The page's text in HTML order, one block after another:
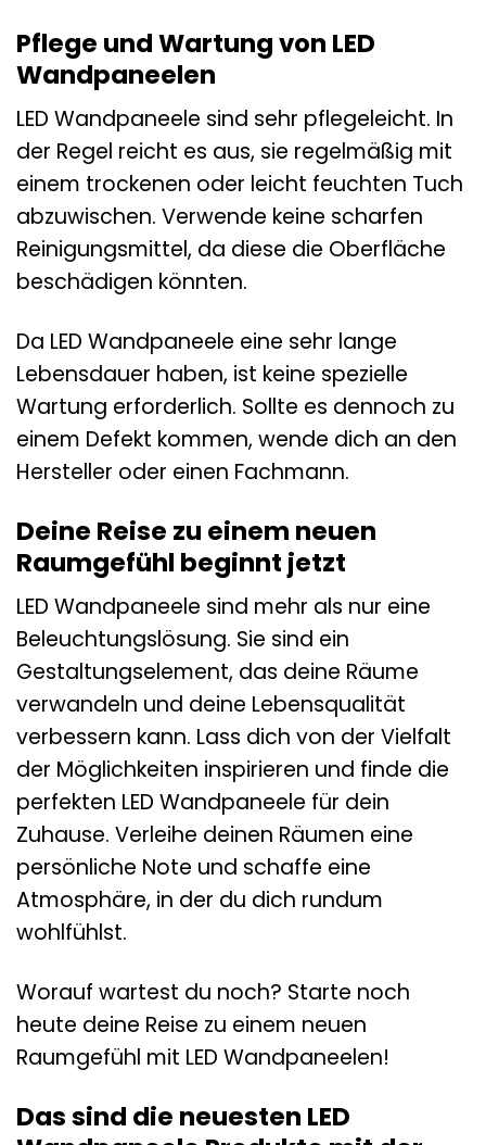
Pflege und Wartung von LED
Wandpaneelen
LED Wandpaneele sind sehr pflegeleicht. In
der Regel reicht es aus, sie regelmäßig mit
einem trockenen oder leicht feuchten Tuch
abzuwischen. Verwende keine scharfen
Reinigungsmittel, da diese die Oberfläche
beschädigen könnten.
Da LED Wandpaneele eine sehr lange
Lebensdauer haben, ist keine spezielle
Wartung erforderlich. Sollte es dennoch zu
einem Defekt kommen, wende dich an den
Hersteller oder einen Fachmann.
Deine Reise zu einem neuen
Raumgefühl beginnt jetzt
LED Wandpaneele sind mehr als nur eine
Beleuchtungslösung. Sie sind ein
Gestaltungselement, das deine Räume
verwandeln und deine Lebensqualität
verbessern kann. Lass dich von der Vielfalt
der Möglichkeiten inspirieren und finde die
perfekten LED Wandpaneele für dein
Zuhause. Verleihe deinen Räumen eine
persönliche Note und schaffe eine
Atmosphäre, in der du dich rundum
wohlfühlst.
Worauf wartest du noch? Starte noch
heute deine Reise zu einem neuen
Raumgefühl mit LED Wandpaneelen!
Das sind die neuesten LED